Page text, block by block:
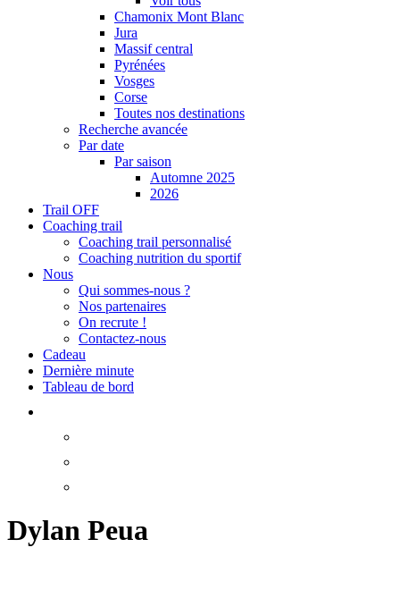
Chamonix Mont Blanc
Jura
Massif central
Pyrénées
Vosges
Corse
Toutes nos destinations
Recherche avancée
Par date
Par saison
Automne 2025
2026
Trail OFF
Coaching trail
Coaching trail personnalisé
Coaching nutrition du sportif
Nous
Qui sommes-nous ?
Nos partenaires
On recrute !
Contactez-nous
Cadeau
Dernière minute
Tableau de bord
Dylan Peua